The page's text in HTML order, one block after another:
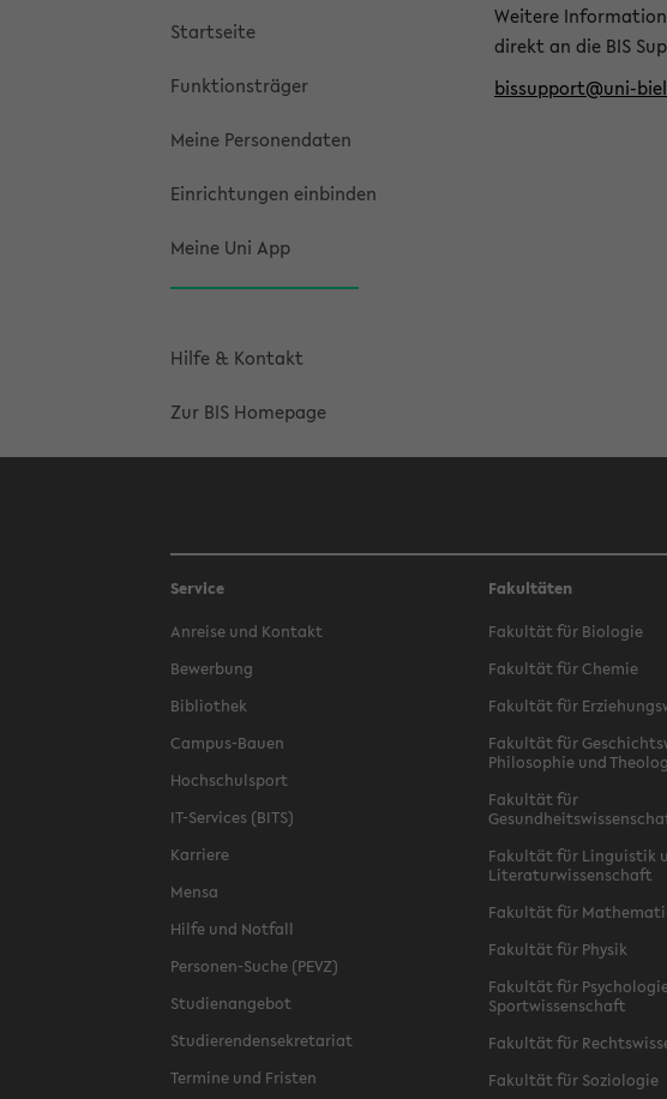
Startseite
Funktionsträger
Meine Personendaten
Einrichtungen einbinden
Meine Uni App
Hilfe & Kontakt
Zur BIS Homepage
Weitere
direkt an die BIS
bissupport@uni-
Service
Anreise und Kontakt
Bewerbung
Bibliothek
Campus-Bauen
Hochschulsport
IT-Services (BITS)
Karriere
Mensa
Hilfe und Notfall
Personen-Suche (PEVZ)
Studienangebot
Studierendensekretariat
Termine und Fristen
Fakultäten
Fakultät für Biologie
Fakultät für Chemie
Fakultät für
Fakultät für
Philosophie und
Fakultät für
Fakultät für Linguistik
Literaturwissenschaft
Fakultät für
Fakultät für Physik
Fakultät für
Sportwissenschaft
Fakultät für
Fakultät für Soziologie